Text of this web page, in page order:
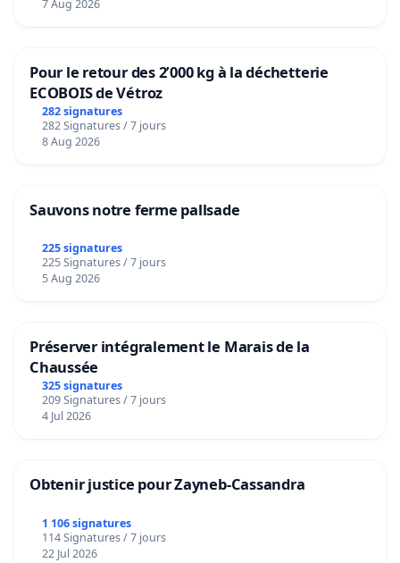
7 Aug 2026
Pour le retour des 2’000 kg à la déchetterie
ECOBOIS de Vétroz
282 signatures
282 Signatures / 7 jours
8 Aug 2026
Sauvons notre ferme pallsade
225 signatures
225 Signatures / 7 jours
5 Aug 2026
Préserver intégralement le Marais de la
Chaussée
325 signatures
209 Signatures / 7 jours
4 Jul 2026
Obtenir justice pour Zayneb-Cassandra
1 106 signatures
114 Signatures / 7 jours
22 Jul 2026